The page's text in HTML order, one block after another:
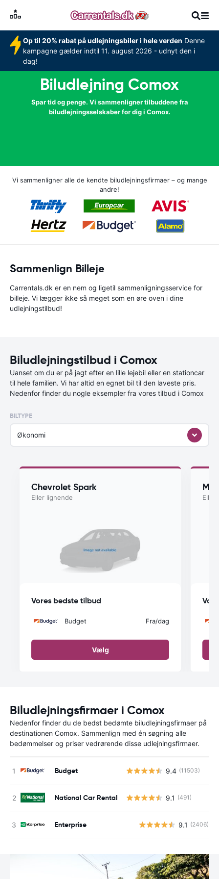
Op til 20% rabat på udlejningsbiler i hele verden Denne
kampagne gælder indtil 11. august 2026 - udnyt den i
dag!
Biludlejning Comox
Spar tid og penge. Vi sammenligner tilbuddene fra
biludlejningsselskaber for dig i Comox.
Vi sammenligner alle de kendte biludlejningsfirmaer – og mange
andre!
Sammenlign Billeje
Carrentals.dk er en nem og ligetil sammenligningsservice for
billeje. Vi lægger ikke så meget som en øre oven i dine
udlejningstilbud!
Biludlejningstilbud i Comox
Uanset om du er på jagt efter en lille lejebil eller en stationcar
til hele familien. Vi har altid en egnet bil til den laveste pris.
Nedenfor finder du nogle eksempler fra vores tilbud i Comox
BILTYPE
Økonomi
Chevrolet Spark
Eller lignende
Vores bedste tilbud
Budget Fra/dag
Vælg
Eller
Biludlejningsfirmaer i Comox
Nedenfor finder du de bedst bedømte biludlejningsfirmaer på
destinationen Comox. Sammenlign med én søgning alle
bedømmelser og priser vedrørende disse udlejningsfirmaer.
Budget 9.4 (11503)
National Car Rental 9.1 (491)
Enterprise 9.1 (2406)